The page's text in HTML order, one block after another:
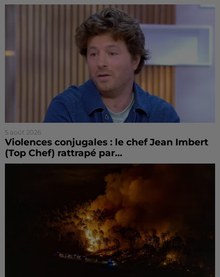
5 août 2026
Violences conjugales : le chef Jean Imbert
(Top Chef) rattrapé par...